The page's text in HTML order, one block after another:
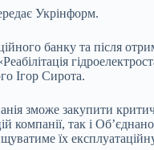
Укрінформ.
банку та після
Ігор Сирота.
зможе закупити
компанії, так і
їх